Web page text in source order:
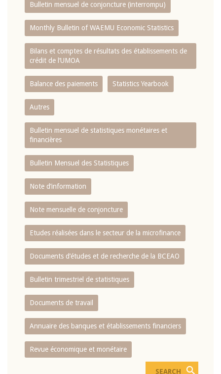
Bulletin mensuel de conjoncture (interrompu)
Monthly Bulletin of WAEMU Economic Statistics
Bilans et comptes de résultats des établissements de
crédit de l‘UMOA
Balance des paiements Statistics Yearbook
Autres
Bulletin mensuel de statistiques monétaires et
financières
Bulletin Mensuel des Statistiques
Note d’information
Note mensuelle de conjoncture
Etudes réalisées dans le secteur de la microfinance
Documents d’études et de recherche de la BCEAO
Bulletin trimestriel de statistiques
Documents de travail
Annuaire des banques et établissements financiers
Revue économique et monétaire